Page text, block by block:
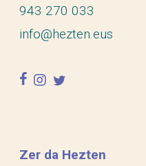
943 270 033
info@hezten.eus
facebook
instagram
twitter
Zer da Hezten